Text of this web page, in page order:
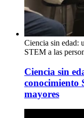
Ciencia sin edad:
STEM a las
Ciencia sin
conocimiento
mayores